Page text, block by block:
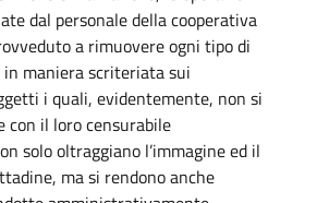
dal personale della cooperativa
a rimuovere ogni tipo di
maniera scriteriata sui
i quali, evidentemente, non si
con il loro censurabile
solo oltraggiano l’immagine ed il
ma si rendono anche